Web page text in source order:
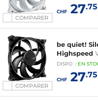
COMPARER
CHF27.75
COMPARER
be quiet!
Highspeed
DISPO : EN
CHF27.75